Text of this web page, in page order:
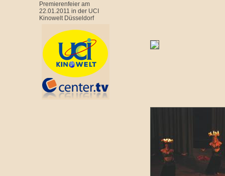
Premierenfeier am
22.01.2011 in der UCI
Kinowelt Düsseldorf